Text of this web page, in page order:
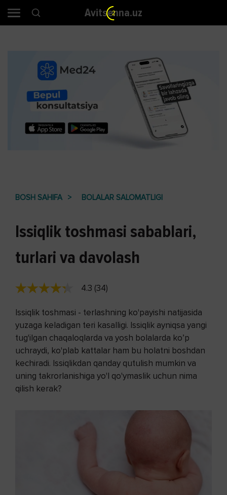
Avitsenna.uz
BOSH SAHIFA BOLALAR SALOMATLIGI
Issiqlik toshmasi sabablari,
turlari va davolash
4.3 (34)
Issiqlik toshmasi - terlashning ko'payishi natijasida
yuzaga keladigan teri kasalligi. Issiqlik ayniqsa yangi
tug'ilgan chaqaloqlarda va yosh bolalarda ko’p
uchraydi, ko'plab kattalar ham bu holatni boshdan
kechiradi. Issiqlikdan qanday qutulish mumkin va
uning takrorlanishiga yo'l qo'ymaslik uchun nima
qilish kerak?
1